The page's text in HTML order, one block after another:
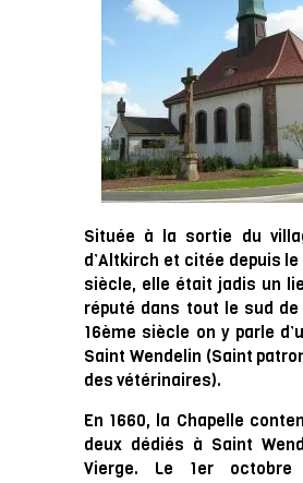
Située à la sortie du
d’Altkirch et citée depuis
siècle, elle était jadis un
réputé dans tout le sud de
16ème siècle on y parle
Saint Wendelin (Saint
des vétérinaires).
En 1660, la Chapelle
deux dédiés à Saint
Vierge. Le 1er octobre